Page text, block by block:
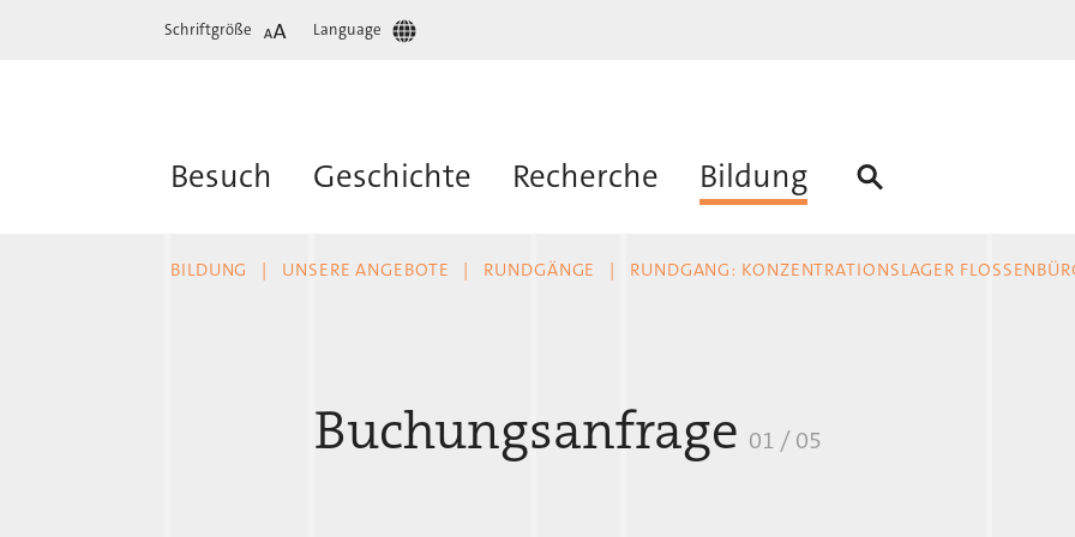
Schriftgröße Language
Besuch Geschichte Recherche Bildung
BILDUNG UNSERE ANGEBOTE RUNDGÄNGE RUNDGANG: KONZENTRATIONSLAGER
Buchungsanfrage 01 / 05